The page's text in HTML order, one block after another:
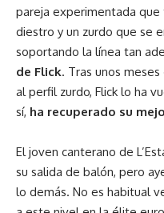
pareja experimentada
diestro y un zurdo que se
soportando la línea tan
de Flick. Tras unos
al perfil zurdo, Flick lo ha
sí, ha recuperado su
El joven canterano de
su salida de balón, pero
lo demás. No es habitual